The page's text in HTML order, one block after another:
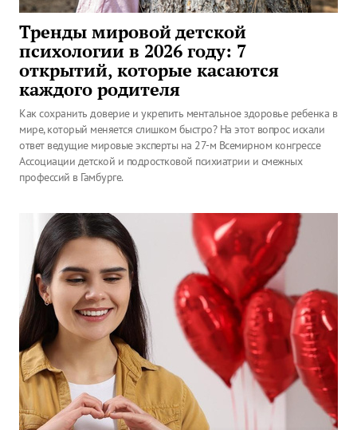
Тренды мировой детской
психологии в 2026 году: 7
открытий, которые касаются
каждого родителя
Как сохранить доверие и укрепить ментальное здоровье ребенка в
мире, который меняется слишком быстро? На этот вопрос искали
ответ ведущие мировые эксперты на 27-м Всемирном конгрессе
Ассоциации детской и подростковой психиатрии и смежных
профессий в Гамбурге.